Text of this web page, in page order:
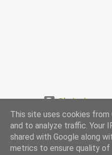
Obsługiwane
This site uses cookies
and to analyze traffic. Your
shared with Google along
metrics to ensure quality of